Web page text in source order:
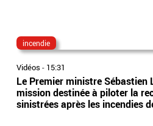
incendie
Vidéos - 15:31
Le Premier ministre Sébastien
mission destinée à piloter la
sinistrées après les incendies